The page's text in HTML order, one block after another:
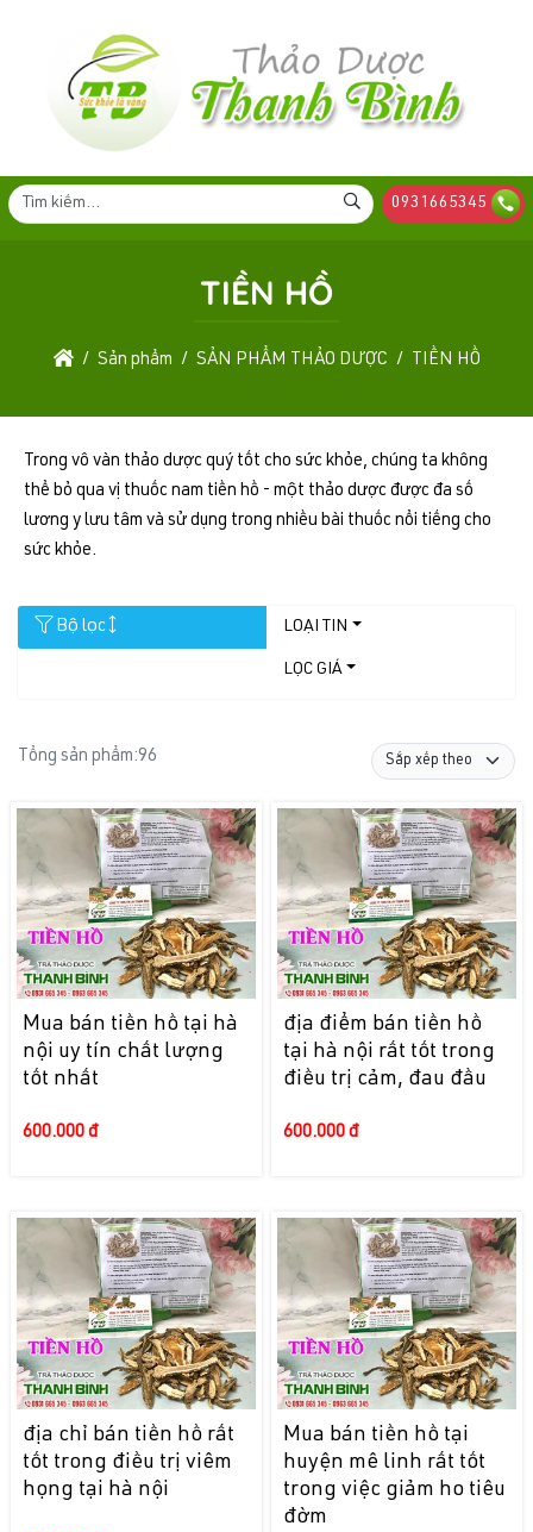
0931665345
TIỀN HỒ
Sản phẩm SẢN PHẨM THẢO DƯỢC TIỀN HỒ
Trong vô vàn thảo dược quý tốt cho sức khỏe, chúng ta không
thể bỏ qua vị thuốc nam tiền hồ - một thảo dược được đa số
lương y lưu tâm và sử dụng trong nhiều bài thuốc nổi tiếng cho
sức khỏe.
Bộ lọc LOẠI TIN
LỌC GIÁ
Tổng sản phẩm:96
Mua bán tiền hồ tại hà
nội uy tín chất lượng
tốt nhất
600.000 đ
địa điểm bán tiền hồ
tại hà nội rất tốt trong
điều trị cảm, đau đầu
600.000 đ
địa chỉ bán tiền hồ rất
tốt trong điều trị viêm
họng tại hà nội
Mua bán tiền hồ tại
huyện mê linh rất tốt
trong việc giảm ho tiêu
đờm